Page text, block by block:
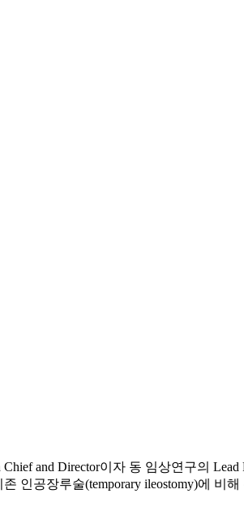
and Director이자 동 임상연구의 Lead
인공장루술(temporary ileostomy)에 비